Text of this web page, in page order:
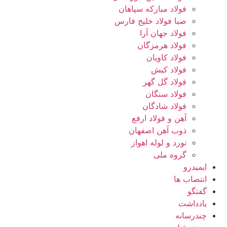
فولاد مبارکه سپاهان
صبا فولاد خلیج فارس
فولاد جهان آرا
فولاد هرمزگان
فولاد کاویان
فولاد کیش
فولاد گل گهر
فولاد سنگان
فولاد شادگان
آهن و فولاد ارفع
ذوب آهن اصفهان
نورد و لوله اهواز
گروه ملی
ایمیدرو
انتصاب ها
گفتگو
یادداشت
چندرسانه